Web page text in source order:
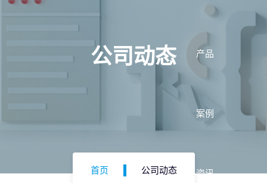
产品
案例
资讯
公司动态
首页 公司动态